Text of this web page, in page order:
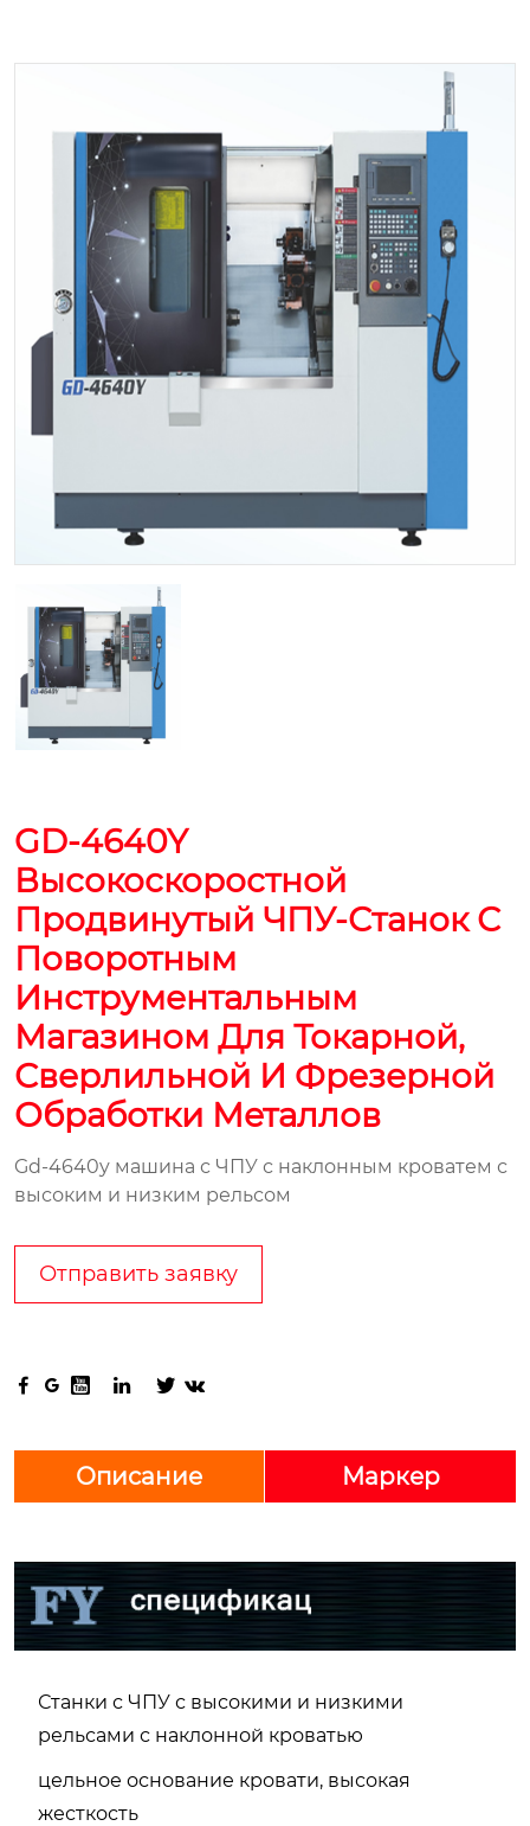
GD-4640Y
Высокоскоростной
Продвинутый ЧПУ-Станок С
Поворотным
Инструментальным
Магазином Для Токарной,
Сверлильной И Фрезерной
Обработки Металлов
Gd-4640y машина с ЧПУ с наклонным кроватем с
высоким и низким рельсом
Отправить заявку
     
Описание Маркер
Станки с ЧПУ с высокими и низкими
рельсами с наклонной кроватью
цельное основание кровати, высокая
жесткость